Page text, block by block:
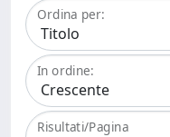
Ordina per:
In ordine:
Risultati/Pagina